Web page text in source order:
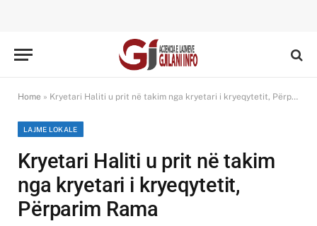
Home » Kryetari Haliti u prit në takim nga kryetari i kryeqytetit, Përparim Rama
LAJME LOKALE
Kryetari Haliti u prit në takim
nga kryetari i kryeqytetit,
Përparim Rama